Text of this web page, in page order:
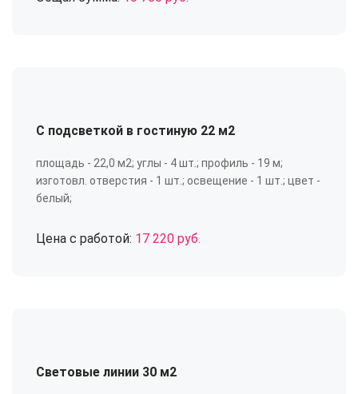
С подсветкой в гостиную 22 м2
площадь - 22,0 м2; углы - 4 шт.; профиль - 19 м;
изготовл. отверстия - 1 шт.; освещение - 1 шт.; цвет -
белый;
Цена с работой: 17 220 руб.
Световые линии 30 м2